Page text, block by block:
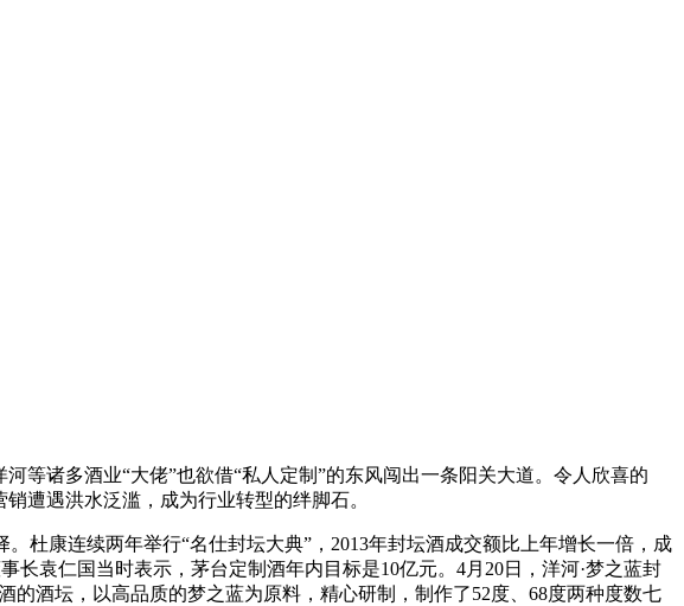
诸多酒业“大佬”也欲借“私人定制”的东风闯出一条阳关大道。令人欣喜的
遭遇洪水泛滥，成为行业转型的绊脚石。
康连续两年举行“名仕封坛大典”，2013年封坛酒成交额比上年增长一倍，成
袁仁国当时表示，茅台定制酒年内目标是10亿元。4月20日，洋河·梦之蓝封
酒坛，以高品质的梦之蓝为原料，精心研制，制作了52度、68度两种度数七